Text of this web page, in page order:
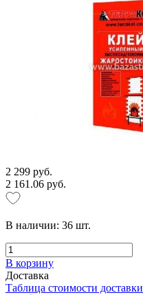
2 299 руб.
2 161.06 руб.
В наличии: 36 шт.
В корзину
Доставка
Таблица стоимости доставки